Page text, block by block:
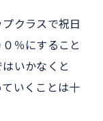
クラスで祝日
％にすること
いかなくと
いくことは十